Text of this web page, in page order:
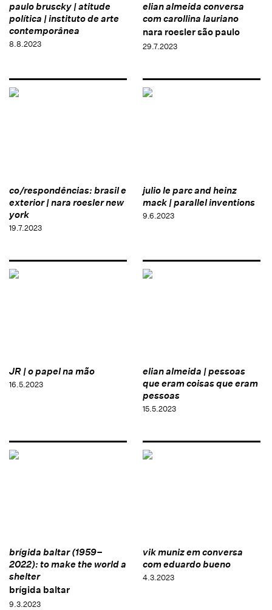
paulo bruscky | atitude
política | instituto de arte
contemporânea
8.8.2023
elian almeida conversa
com carollina lauriano
nara roesler são paulo
29.7.2023
co/respondências: brasil e
exterior | nara roesler new
york
19.7.2023
julio le parc and heinz
mack | parallel inventions
9.6.2023
JR | o papel na mão
16.5.2023
elian almeida | pessoas
que eram coisas que eram
pessoas
15.5.2023
brígida baltar (1959–
2022): to make the world a
shelter
brígida baltar
9.3.2023
vik muniz em conversa
com eduardo bueno
4.3.2023